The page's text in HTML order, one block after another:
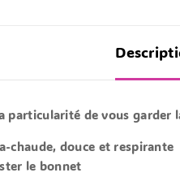
particularité de vous
chaude, douce et respirante
le bonnet